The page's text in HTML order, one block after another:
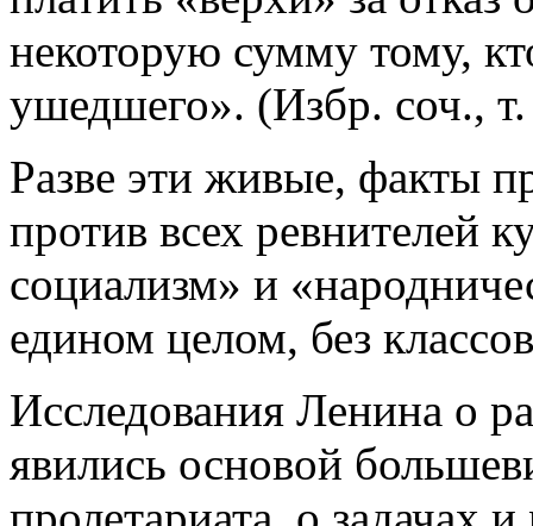
некоторую сумму тому,
ушедшего». (Избр. соч.,
Разве эти живые, факты
против всех ревнителей
социализм» и
едином целом, без
Исследования Ленина о
явились основой